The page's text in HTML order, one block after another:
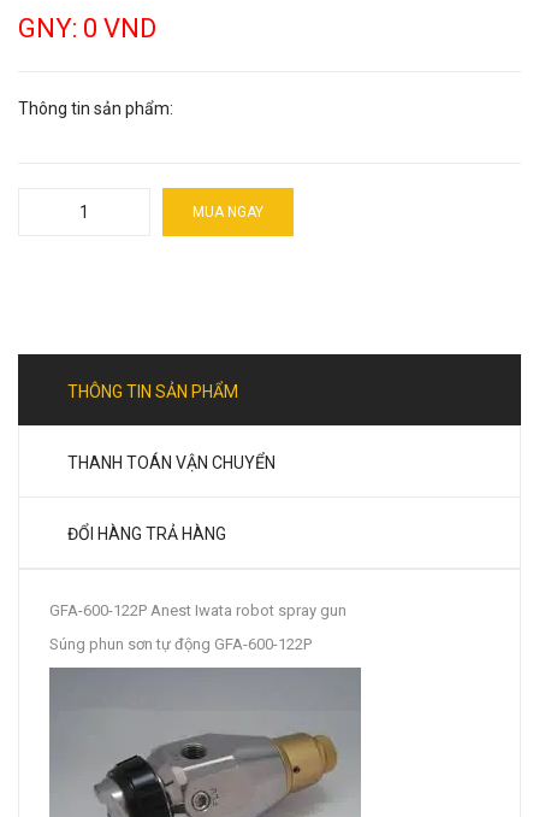
GNY: 0 VND
Thông tin sản phẩm:
MUA NGAY
THÔNG TIN SẢN PHẨM
THANH TOÁN VẬN CHUYỂN
ĐỔI HÀNG TRẢ HÀNG
GFA-600-122P Anest Iwata robot spray gun
Súng phun sơn tự động GFA-600-122P